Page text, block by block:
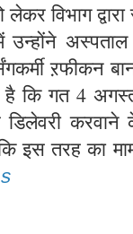
विभाग
उन्होंने
ऱफीकन
है कि गत 4
डिलेवरी
इस तरह का